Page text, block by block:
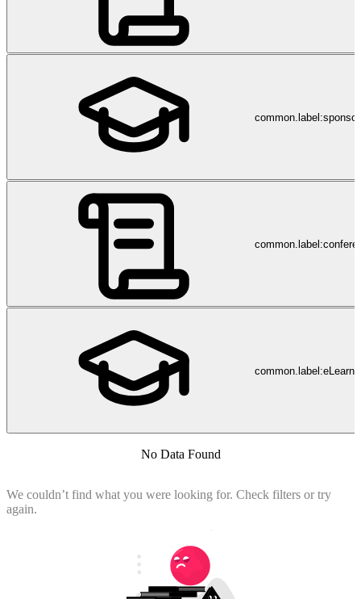
No Data Found
We couldn’t find what you were looking for. Check filters or try
again.